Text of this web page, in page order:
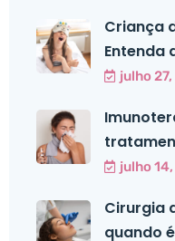
Criança
Entenda
julho
julho
Cirurgia
quando